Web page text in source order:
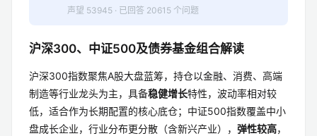
声望 53945 · 已回答 20615 个问题
沪深300、中证500及债券基金组合解读
沪深300指数聚焦A股大盘蓝筹，持仓以金融、消费、高端
制造等行业龙头为主，具备稳健增长特性，波动率相对较
低，适合作为长期配置的核心底仓；中证500指数覆盖中小
盘成长企业，行业分布更分散（含新兴产业）， 弹性较高，